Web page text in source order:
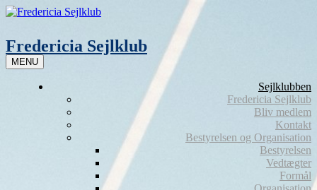
Skip
Fredericia Sejlklub
MENU
Sejlklubben
Fredericia Sejlklub
Bliv medlem
Kontakt
Bestyrelsen og Organisation
Bestyrelsen
Vedtægter
Formål